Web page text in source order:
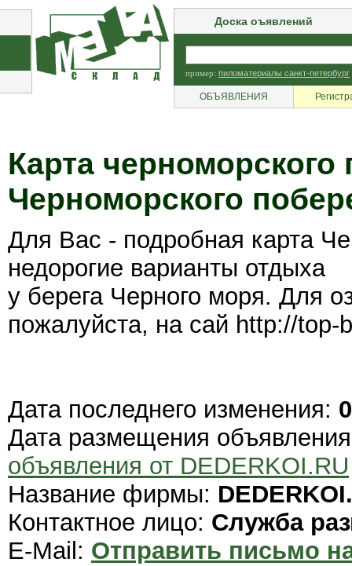
Доска оъявлений
пример: пиломатериалы санкт-петербург
ОБЪЯВЛЕНИЯ
Карта
Черноморского
Для Вас - подробная карта
недорогие варианты отдыха
у берега Черного моря. Для
пожалуйста, на сай http://top-
Дата последнего изменения:
Дата размещения
объявления от DEDERKOI.RU
Название фирмы:
Контактное лицо: Служба
E-Mail: Отправить письмо